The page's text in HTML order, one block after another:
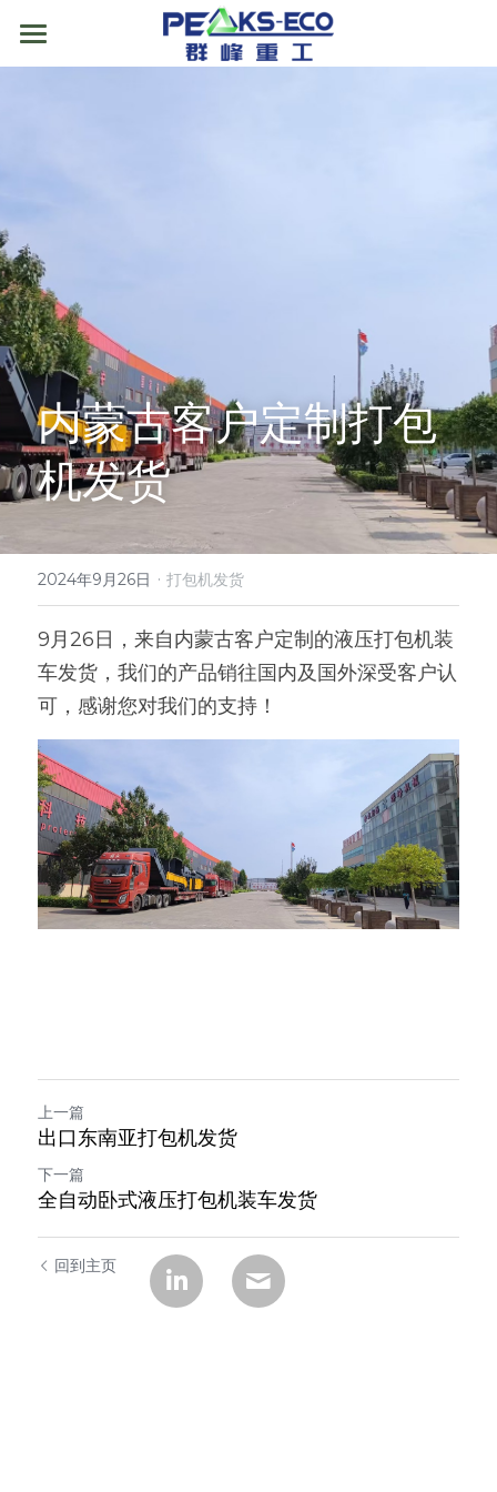
首页
地理式垃圾压缩设备
垃圾压缩站房
竖式垃圾压缩中转站设备
风选机
滚筒筛
复合筛
弹跳筛
碟选筛
撕碎机
单轴撕碎机
双轴撕碎机
撕碎机配件
输送机
螺旋输送机
链板输送机
皮带输送机
废旧家电拆解设备
废塑料精细分拣线
矿泉水瓶回收处理设备
光伏板回收处理设备
废旧轮胎处理设备
报废汽车拆解线设备
视频中心
售后服务
联系我们
EN
内蒙古客户定制打包
机发货
2024年9月26日 · 打包机发货
9月26日，来自内蒙古客户定制的液压打包机装
车发货，我们的产品销往国内及国外深受客户认
可，感谢您对我们的支持！
上一篇
出口东南亚打包机发货
下一篇
全自动卧式液压打包机装车发货
回到主页